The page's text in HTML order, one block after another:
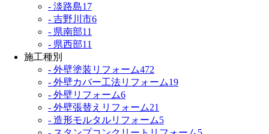
- 淡路島17
- 吉野川市6
- 県南部11
- 県西部11
施工種別
- 外壁塗装リフォーム472
- 外壁カバー工法リフォーム19
- 外壁リフォーム6
- 外壁張替えリフォーム21
- 造形モルタルリフォーム5